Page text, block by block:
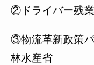
②ドライバー残
③物流革新政策
林水産省